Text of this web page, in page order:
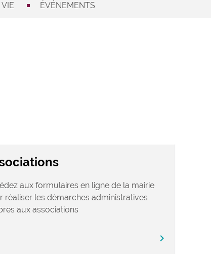
ÉVÉNEMENTS
aux formulaires en ligne de la mairie
réaliser les démarches administratives
aux associations
chevron_right